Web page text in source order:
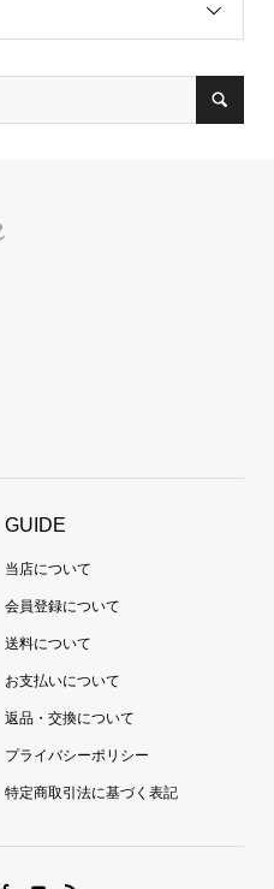
GUIDE
当店について
会員登録について
送料について
お支払いについて
返品・交換について
プライバシーポリシー
特定商取引法に基づく表記